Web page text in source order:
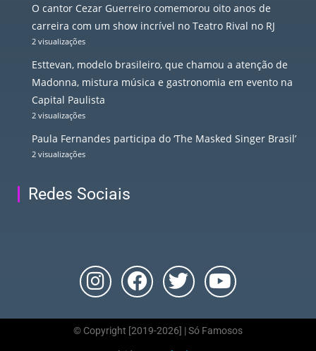
O cantor Cezar Guerreiro comemorou oito anos de
carreira com um show incrível no Teatro Rival no RJ
2 visualizações
Esttevan, modelo brasileiro, que chamou a atenção de
Madonna, mistura música e gastronomia em evento na
Capital Paulista
2 visualizações
Paula Fernandes participa do ‘The Masked Singer Brasil’
2 visualizações
Redes Sociais
© Copyright [2019-2026] | Só Famosos